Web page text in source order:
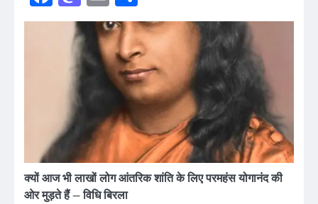
क्यों आज भी लाखों लोग आंतरिक शांति के लिए परमहंस योगानंद की
ओर मुड़ते हैं – विधि बिरला